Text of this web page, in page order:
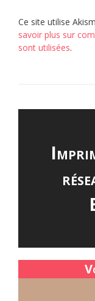
Ce site utilise
savoir plus sur
sont utilisées.